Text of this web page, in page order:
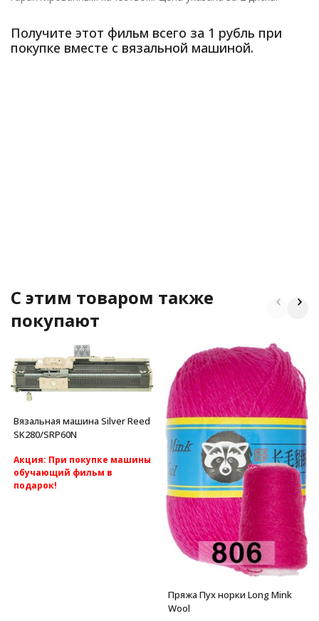
Получите этот фильм всего за 1 рубль при
покупке вместе с вязальной машиной.
C этим товаром также
покупают
Вязальная машина Silver Reed
SK280/SRP60N
Акция: При покупке машины
обучающий фильм в
подарок!
Пряжа Пух норки Long Mink
Wool